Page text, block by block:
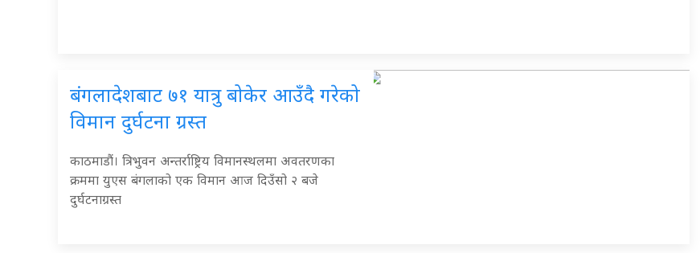
बंगलादेशबाट ७१ यात्रु बोकेर आउँदै गरेको
विमान दुर्घटना ग्रस्त
काठमाडौं। त्रिभुवन अन्तर्राष्ट्रिय विमानस्थलमा अवतरणका
क्रममा युएस बंगलाको एक विमान आज दिउँसो २ बजे
दुर्घटनाग्रस्त